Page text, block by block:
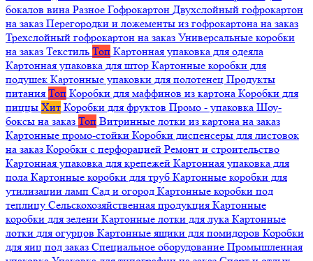
бокалов вина Разное Гофрокартон Двухслойный гофрокартон
на заказ Перегородки и ложементы из гофрокартона на заказ
Трехслойный гофрокартон на заказ Универсальные коробки
на заказ Текстиль Топ Картонная упаковка для одеяла
Картонная упаковка для штор Картонные коробки для
подушек Картонные упаковки для полотенец Продукты
питания Топ Коробки для маффинов из картона Коробки для
пиццы Хит Коробки для фруктов Промо - упаковка Шоу-
боксы на заказ Топ Витринные лотки из картона на заказ
Картонные промо-стойки Коробки диспенсеры для листовок
на заказ Коробки с перфорацией Ремонт и строительство
Картонная упаковка для крепежей Картонная упаковка для
пола Картонные коробки для труб Картонные коробки для
утилизации ламп Сад и огород Картонные коробки под
теплицу Сельскохозяйственная продукция Картонные
коробки для зелени Картонные лотки для лука Картонные
лотки для огурцов Картонные ящики для помидоров Коробки
для яиц под заказ Специальное оборудование Промышленная